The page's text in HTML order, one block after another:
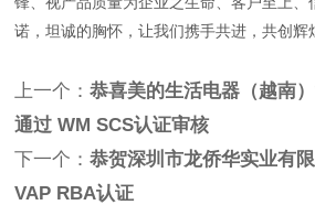
诺，坦诚的胸怀，让我们携手共进，共创辉
上一个：恭喜美的生活电器（越南
通过 WM SCS认证审核
下一个：恭贺深圳市龙侨华实业有
VAP RBA认证